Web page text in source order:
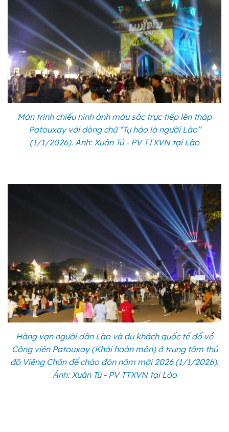
Màn trình chiếu hình ảnh màu sắc trực tiếp lên tháp
Patouxay với dòng chữ “Tự hào là người Lào”
(1/1/2026). Ảnh: Xuân Tú - PV TTXVN tại Lào
Hàng vạn người dân Lào và du khách quốc tế đổ về
Công viên Patouxay (Khải hoàn môn) ở trung tâm thủ
đô Viêng Chăn để chào đón năm mới 2026 (1/1/2026).
Ảnh: Xuân Tú - PV TTXVN tại Lào